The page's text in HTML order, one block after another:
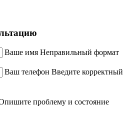
Ваше имя Неправильный формат
Ваш телефон Введите корректный
проблему и состояние